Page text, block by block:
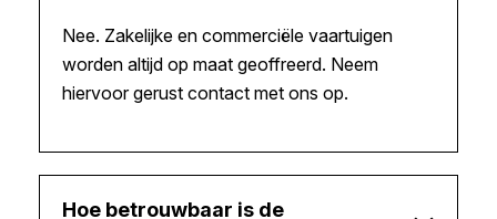
Nee. Zakelijke en commerciële vaartuigen
worden altijd op maat geoffreerd. Neem
hiervoor gerust contact met ons op.
Hoe betrouwbaar is de